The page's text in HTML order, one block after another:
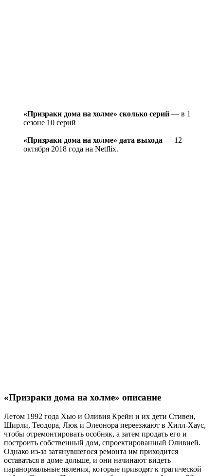
«Призраки дома на холме» сколько серий — в 1
сезоне 10 серий
«Призраки дома на холме» дата выхода — 12
октября 2018 года на Netflix.
«Призраки дома на холме» описание
Летом 1992 года Хью и Оливия Крейн и их дети Стивен,
Ширли, Теодора, Люк и Элеонора переезжают в Хилл-Хаус,
чтобы отремонтировать особняк, а затем продать его и
построить собственный дом, спроектированный Оливией.
Однако из-за затянувшегося ремонта им приходится
оставаться в доме дольше, и они начинают видеть
паранормальные явления, которые приводят к трагической